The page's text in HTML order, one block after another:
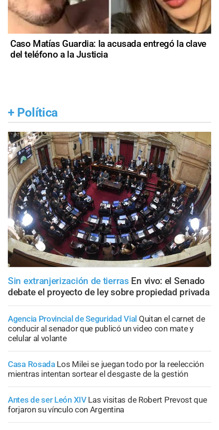
Caso Matías Guardia: la acusada entregó la clave
del teléfono a la Justicia
+ Política
Sin extranjerización de tierras En vivo: el Senado
debate el proyecto de ley sobre propiedad privada
Agencia Provincial de Seguridad Vial Quitan el carnet de
conducir al senador que publicó un video con mate y
celular al volante
Casa Rosada Los Milei se juegan todo por la reelección
mientras intentan sortear el desgaste de la gestión
Antes de ser León XIV Las visitas de Robert Prevost que
forjaron su vínculo con Argentina